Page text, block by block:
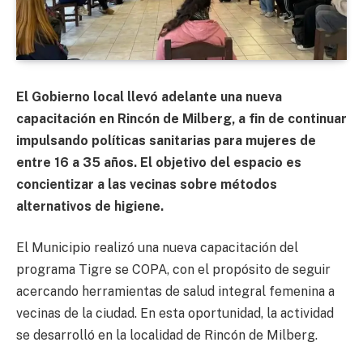
El Gobierno local llevó adelante una nueva
capacitación en Rincón de Milberg, a fin de continuar
impulsando políticas sanitarias para mujeres de
entre 16 a 35 años. El objetivo del espacio es
concientizar a las vecinas sobre métodos
alternativos de higiene.
El Municipio realizó una nueva capacitación del
programa Tigre se COPA, con el propósito de seguir
acercando herramientas de salud integral femenina a
vecinas de la ciudad. En esta oportunidad, la actividad
se desarrolló en la localidad de Rincón de Milberg.